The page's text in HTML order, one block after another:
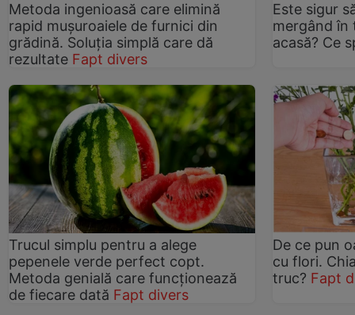
Metoda ingenioasă care elimină
rapid mușuroaiele de furnici din
grădină. Soluția simplă care dă
rezultate Fapt divers
Este sigur
mergând în
acasă? Ce
Trucul simplu pentru a alege
pepenele verde perfect copt.
Metoda genială care funcționează
de fiecare dată Fapt divers
De ce pun
cu flori.
truc? Fapt